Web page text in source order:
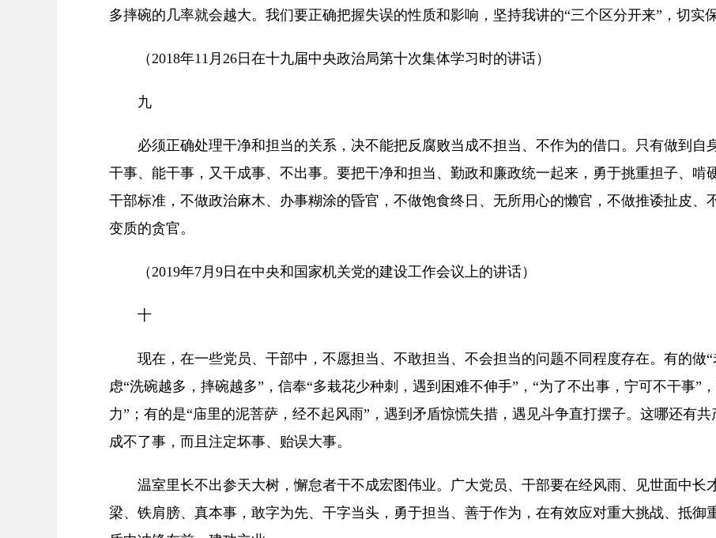
多摔碗的几率就会越大。我们要正确把握失误的性质和影响，坚持我讲的“三个区分开来”，切实
（2018年11月26日在十九届中央政治局第十次集体学习时的讲话）
九
必须正确处理干净和担当的关系，决不能把反腐败当成不担当、不作为的借口。只有做到自
干事、能干事，又干成事、不出事。要把干净和担当、勤政和廉政统一起来，勇于挑重担子、啃
干部标准，不做政治麻木、办事糊涂的昏官，不做饱食终日、无所用心的懒官，不做推诿扯皮、
变质的贪官。
（2019年7月9日在中央和国家机关党的建设工作会议上的讲话）
十
现在，在一些党员、干部中，不愿担当、不敢担当、不会担当的问题不同程度存在。有的做“
虑“洗碗越多，摔碗越多”，信奉“多栽花少种刺，遇到困难不伸手”，“为了不出事，宁可不干事”
力”；有的是“庙里的泥菩萨，经不起风雨”，遇到矛盾惊慌失措，遇见斗争直打摆子。这哪还有
成不了事，而且注定坏事、贻误大事。
温室里长不出参天大树，懈怠者干不成宏图伟业。广大党员、干部要在经风雨、见世面中长
梁、铁肩膀、真本事，敢字为先、干字当头，勇于担当、善于作为，在有效应对重大挑战、抵御